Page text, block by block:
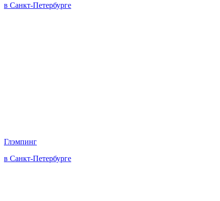
в Санкт-Петербурге
Глэмпинг
в Санкт-Петербурге